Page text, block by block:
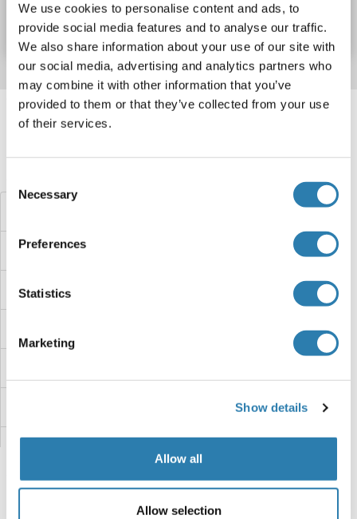
We use cookies to personalise content and ads, to
provide social media features and to analyse our traffic.
We also share information about your use of our site with
our social media, advertising and analytics partners who
may combine it with other information that you’ve
provided to them or that they’ve collected from your use
of their services.
Selection
Necessary
Preferences
Statistics
Marketing
Show details
Allow all
Allow selection
Fiche technique Détails
Target information, Synonyms, Latest
references
CPN1 Kits ELISA
CPM Kits ELISA
CPB1 Kits ELISA